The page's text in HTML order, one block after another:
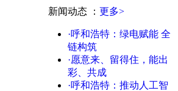
新闻动态 ： 更多>
·呼和浩特：绿电赋能 全
链构筑
·愿意来、留得住，能出
彩、共成
·呼和浩特：推动人工智